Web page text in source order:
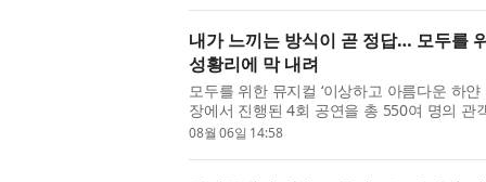
내가 느끼는 방식이 곧 정답… 모두를
성황리에 막 내려
모두를 위한 뮤지컬 ‘이상하고 아름다운 하
장에서 진행된 4회 공연을 총 550여 명의
린이·청소년을 위한 예술지원사업 선정...
08월 06일 14:58